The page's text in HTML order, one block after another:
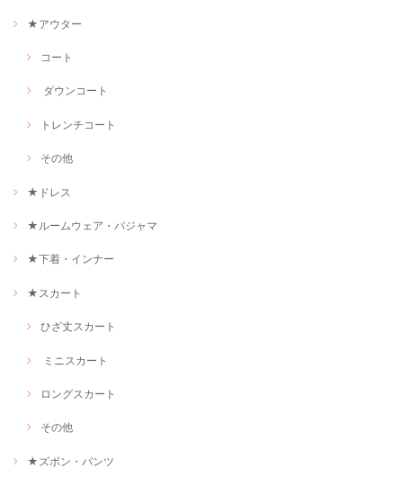
★アウター
コート
ダウンコート
トレンチコート
その他
★ドレス
★ルームウェア・パジャマ
★下着・インナー
★スカート
ひざ丈スカート
ミニスカート
ロングスカート
その他
★ズボン・パンツ